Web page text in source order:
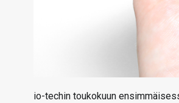
io-techin toukokuun